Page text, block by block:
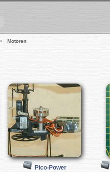
Motoren
Pico-Power